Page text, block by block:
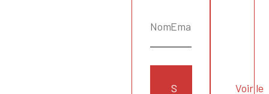
S
Voir le